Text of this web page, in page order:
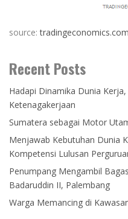
source:tradingeconomics.com
Recent Posts
Hadapi Dinamika Dunia
Ketenagakerjaan
Sumatera sebagai Motor
Menjawab Kebutuhan Dunia
Kompetensi Lulusan
Penumpang Mengambil
Badaruddin II, Palembang
Warga Memancing di